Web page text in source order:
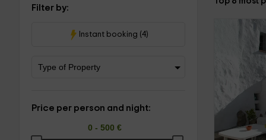
Filter by:
Instant booking (4)
Price per person and night: ‹